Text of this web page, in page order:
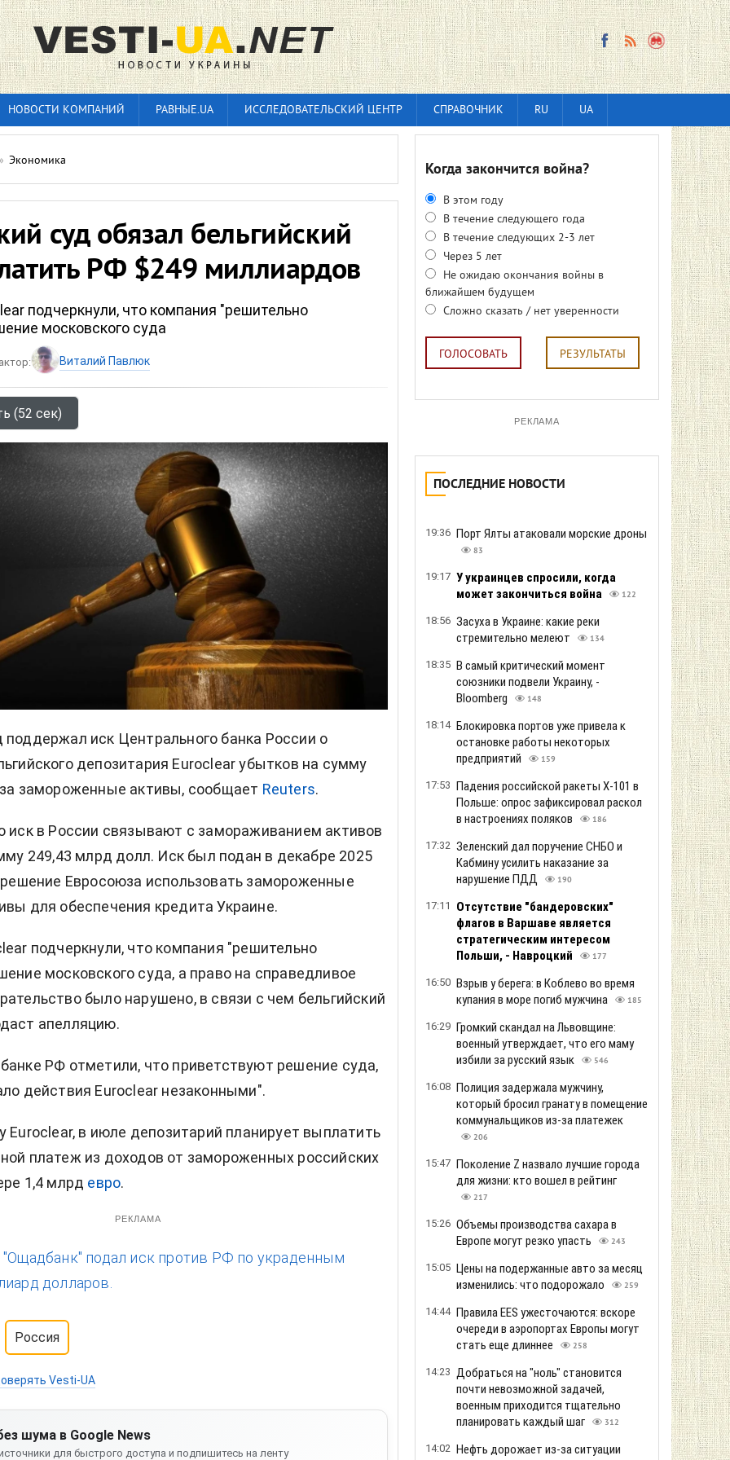
НОВОСТИ КОМПАНИЙ РАВНЫЕ.UA ИССЛЕДОВАТЕЛЬСКИЙ ЦЕНТР СПРАВОЧНИК RU UA
Экономика
суд обязал бельгийский
РФ $249 миллиардов
подчеркнули, что компания "решительно
московского суда
Виталий Павлюк
(52 сек)
иск Центрального банка России о
депозитария Euroclear убытков на сумму
замороженные активы, сообщает Reuters.
иск в России связывают с замораживанием активов
249,43 млрд долл. Иск был подан в декабре 2025
решение Евросоюза использовать замороженные
для обеспечения кредита Украине.
подчеркнули, что компания "решительно
московского суда, а право на справедливое
было нарушено, в связи с чем бельгийский
апелляцию.
РФ отметили, что приветствуют решение суда,
действия Euroclear незаконными".
Euroclear, в июле депозитарий планирует выплатить
платеж из доходов от замороженных российских
1,4 млрд евро.
РЕКЛАМА
"Ощадбанк" подал иск против РФ по украденным
долларов.
Россия
Vesti-UA
шума в Google News
для быстрого доступа и подпишитесь на ленту
Когда закончится война?
В этом году
В течение следующего года
В течение следующих 2-3 лет
Через 5 лет
Не ожидаю окончания войны в
ближайшем будущем
Сложно сказать / нет уверенности
ГОЛОСОВАТЬ РЕЗУЛЬТАТЫ
РЕКЛАМА
ПОСЛЕДНИЕ НОВОСТИ
19:36 Порт Ялты атаковали морские дроны
83
19:17 У украинцев спросили, когда
может закончиться война
122
18:56 Засуха в Украине: какие реки
стремительно мелеют
134
18:35 В самый критический момент
союзники подвели Украину, -
Bloomberg
148
18:14 Блокировка портов уже привела к
остановке работы некоторых
предприятий
159
17:53 Падения российской ракеты Х-101 в
Польше: опрос зафиксировал раскол
в настроениях поляков
186
17:32 Зеленский дал поручение СНБО и
Кабмину усилить наказание за
нарушение ПДД
190
17:11
Отсутствие "бандеровских"
флагов в Варшаве является
стратегическим интересом
Польши, - Навроцкий
177
16:50 Взрыв у берега: в Коблево во время
купания в море погиб мужчина
185
16:29 Громкий скандал на Львовщине:
военный утверждает, что его маму
избили за русский язык
546
16:08 Полиция задержала мужчину,
который бросил гранату в помещение
коммунальщиков из-за платежек
206
15:47 Поколение Z назвало лучшие города
для жизни: кто вошел в рейтинг
217
15:26 Объемы производства сахара в
Европе могут резко упасть
243
15:05 Цены на подержанные авто за месяц
изменились: что подорожало
259
14:44 Правила EES ужесточаются: вскоре
очереди в аэропортах Европы могут
стать еще длиннее
258
14:23 Добраться на "ноль" становится
почти невозможной задачей,
военным приходится тщательно
планировать каждый шаг
312
14:02 Нефть дорожает из-за ситуации